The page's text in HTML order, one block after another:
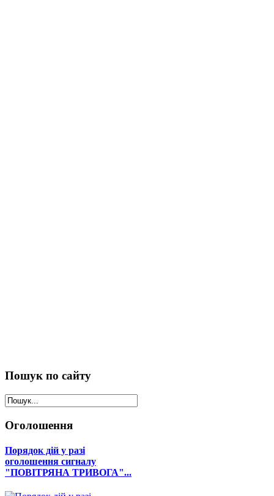
Пошук по сайту
Оголошення
Порядок дій у разі
оголошення сигналу
"ПОВІТРЯНА ТРИВОГА"...